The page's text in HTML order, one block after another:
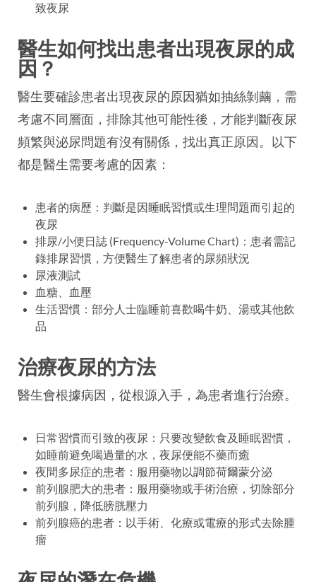
致夜尿
醫生如何找出患者出現夜尿的成
因？
醫生要確診患者出現夜尿的原因猶如抽絲剝繭，需
考慮不同層面，排除其他可能性後，才能判斷夜尿
頻繁與泌尿問題有沒有關係，找出真正原因。以下
都是醫生需要考慮的因素：
患者的病歷：判斷是因睡眠習慣或生理問題而引起的
夜尿
排尿/小便日誌 (Frequency-Volume Chart)：患者需記
錄排尿習慣，方便醫生了解患者的尿頻狀況
尿液測試
血糖、血壓
生活習慣：部分人士臨睡前喜歡喝牛奶、湯或其他飲
品
治療夜尿的方法
醫生會根據病因，從根源入手，為患者進行治療。
日常習慣而引致的夜尿：只要改變飲食及睡眠習慣，
如睡前避免喝過量的水，夜尿便能不藥而癒
夜間多尿症的患者：服用藥物以調節荷爾蒙分泌
前列腺肥大的患者：服用藥物或手術治療，切除部分
前列腺，降低膀胱壓力
前列腺癌的患者：以手術、化療或電療的形式去除腫
瘤